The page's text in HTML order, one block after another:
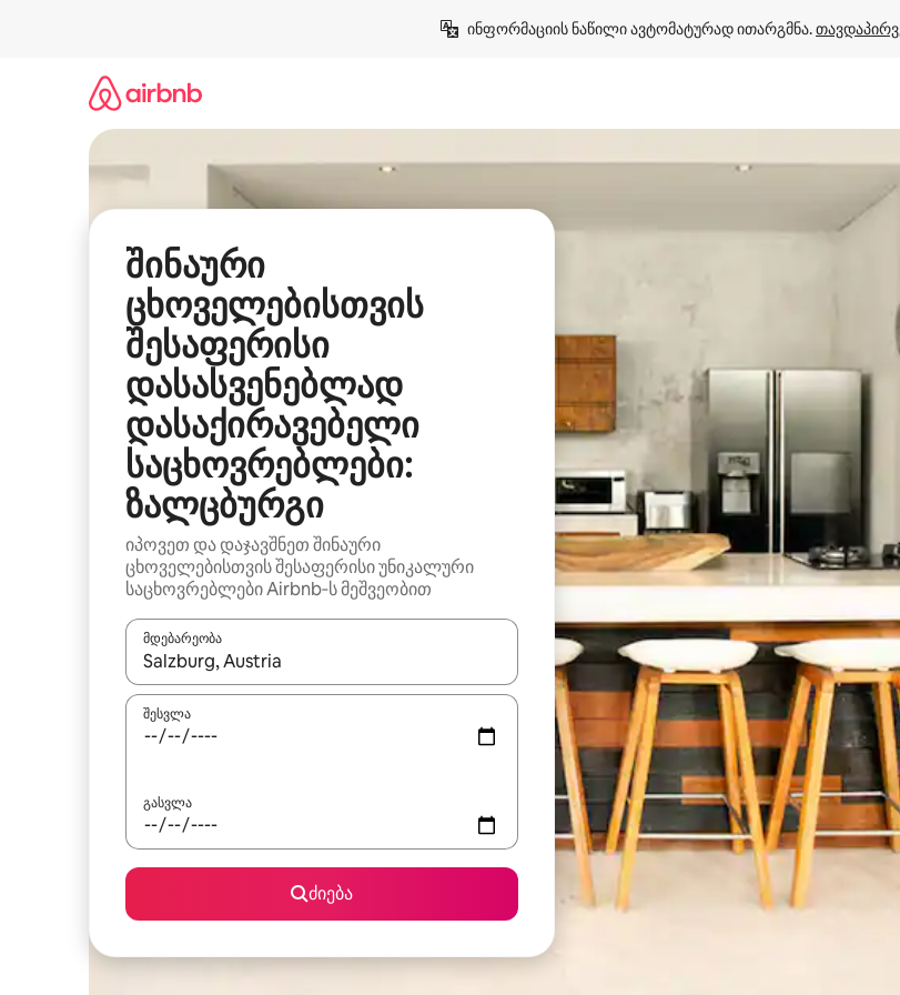
ინფორმაციის ნაწილი ავტომატურად ითარგმნა.
შინაური
ცხოველებისთვის
შესაფერისი
დასასვენებლად
დასაქირავებელი
საცხოვრებლები:
ზალცბურგი
იპოვეთ და დაჯავშნეთ შინაური
ცხოველებისთვის შესაფერისი უნიკალური
საცხოვრებლები Airbnb‑ს მეშვეობით
მდებარეობა
როცა შედეგები ხელმისაწვდომი გახდება, ნავიგაციისთვის გამოიყენეთ კლავიშები ზემოთ/ქვემოთ
შესვლა
გასვლა
ძიება